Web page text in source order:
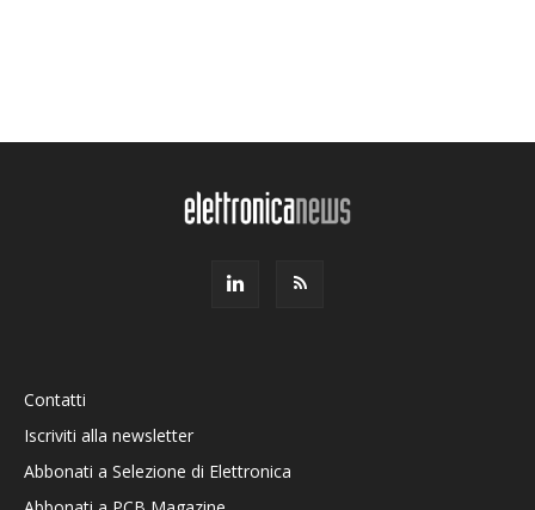
Contatti
Iscriviti alla newsletter
Abbonati a Selezione di Elettronica